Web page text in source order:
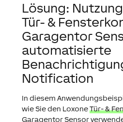
Lösung:
Tür- &
Garagentor
automatisierte
Notification
In diesem
wie Sie den LoxoneTür- &
Garagentor Sensor